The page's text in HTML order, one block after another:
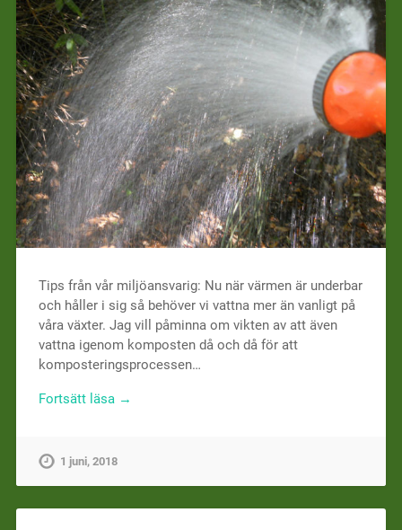
Tips från vår miljöansvarig: Nu när värmen är underbar
och håller i sig så behöver vi vattna mer än vanligt på
våra växter. Jag vill påminna om vikten av att även
vattna igenom komposten då och då för att
komposteringsprocessen…
Fortsätt läsa →
1 juni, 2018